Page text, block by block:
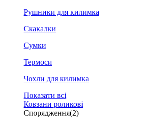
Рушники для килимка
Скакалки
Сумки
Термоси
Чохли для килимка
Показати всі
Ковзани роликові
Спорядження(2)